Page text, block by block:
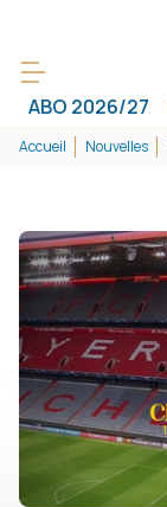
ABO 2026/27
Accueil Nouvelles